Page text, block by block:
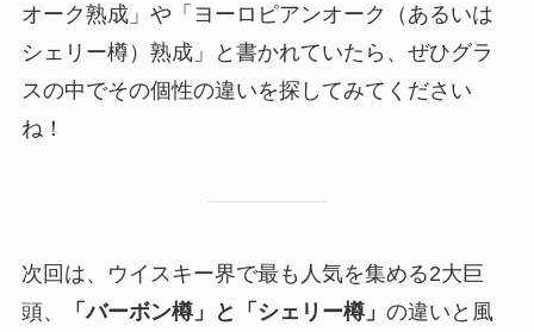
オーク熟成」や「ヨーロピアンオーク（あるいは
シェリー樽）熟成」と書かれていたら、ぜひグラ
スの中でその個性の違いを探してみてください
ね！
次回は、ウイスキー界で最も人気を集める2大巨
頭、
「バーボン樽」と「シェリー樽」 の違いと風